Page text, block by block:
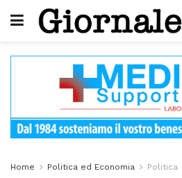
Home Politica ed Economia Politica